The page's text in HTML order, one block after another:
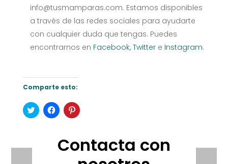
info@tusmamparas.com. Estamos disponibles
a través de las redes sociales para ayudarte
con cualquier duda que tengas. Puedes
encontrarnos en Facebook,Twittere Instagram.
Comparte esto:
Haz
clic
Haz
clic
Facebook
(Se
Haz
clic
Pinterest
(Se
en
Contacta con